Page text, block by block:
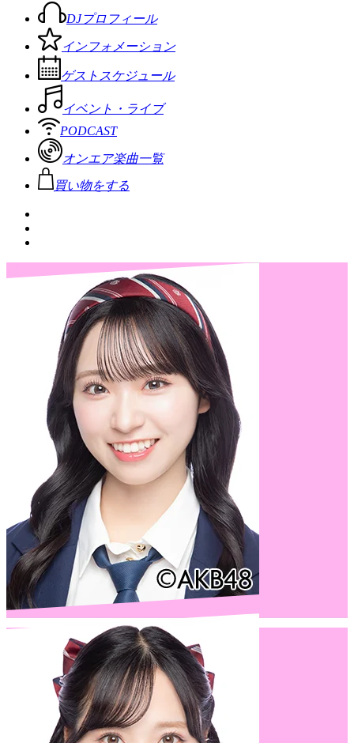
DJプロフィール
インフォメーション
ゲストスケジュール
イベント・ライブ
PODCAST
オンエア楽曲一覧
買い物をする